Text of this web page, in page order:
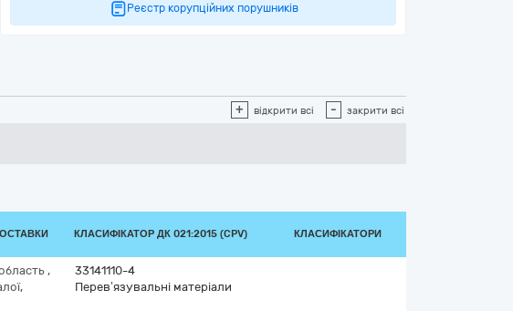
Реєстр корупційних порушників
+ відкрити всі - закрити всі
КЛАСИФІКАТОР ДК 021:2015 (CPV) КЛАСИФІКАТОРИ
,
33141110-4
Перев’язувальні матеріали